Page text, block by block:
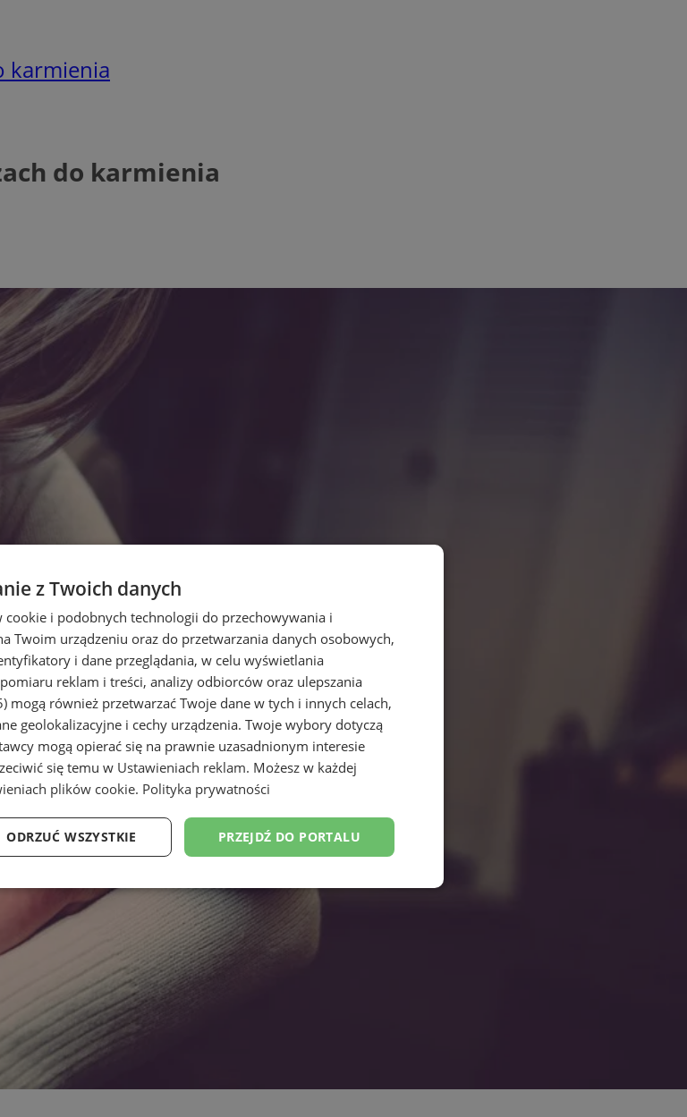
karmienia
do karmienia
z Twoich danych
i podobnych technologii do przechowywania i
Twoim urządzeniu oraz do przetwarzania danych osobowych,
i dane przeglądania, w celu wyświetlania
reklam i treści, analizy odbiorców oraz ulepszania
mogą również przetwarzać Twoje dane w tych i innych celach,
geolokalizacyjne i cechy urządzenia. Twoje wybory dotyczą
mogą opierać się na prawnie uzasadnionym interesie
się temu w Ustawieniach reklam. Możesz w każdej
plików cookie. Polityka prywatności
PRZEJDŹ DO PORTALU
ODRZUĆ WSZYSTKIE
Targetowanie Funkcjonalność Niesklasyfikowane
Targetowanie Funkcjonalność
z podstawowych funkcji strony internetowej, takich jak logowanie użytkownika i
nie można prawidłowo korzystać ze strony internetowej.
Okres